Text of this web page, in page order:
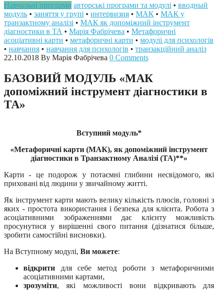
Навчальні програми авторські програми та модулі • вводный
модуль • заняття у групі • интервизия • МАК • МАК у
транзактному аналізі • МАК як допоміжний інструмент
діагностики в ТА • Марія Фабрічева • Метафоричні
асоціативні карти • метафоричні карти • модулі для психологів
• навчання • навчання для психологів • транзакційний аналіз
22.10.2018 By Марія Фабрічева 0 Comments
БАЗОВИЙ МОДУЛЬ «МАК
допоміжний інструмент діагностики в
ТА»
Вступний модуль*
«Метафоричні карти (МАК), як допоміжний інструмент
діагностики в Транзактному Аналізі (ТА)**»
Карти - це подорож у потаємні глибини несвідомого, які
приховані від людини у звичайному житті.
Як інструмент карти мають велику кількість плюсів, головні з
яких - простота використання і безпека для клієнта. Робота з
асоціативними зображеннями дає клієнту можливість
просунутися у вирішенні свого питання (дізнатися більше,
зробити самостійні висновки).
На Вступному модулі, Ви можете:
відкрити для себе метод роботи з метафоричними
асоціативними картами,
зрозуміти, які можливості вони відкривають для